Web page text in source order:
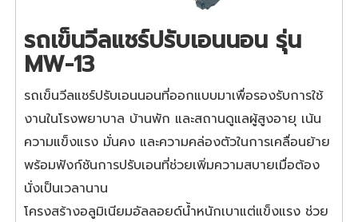
รถเข็นวีลแชร์ปรับเอนนอน รุ่น
MW-13
รถเข็นวีลแชร์ปรับเอนนอนที่ออกแบบมาเพื่อรองรับการใช้
งานในโรงพยาบาล บ้านพัก และสถานดูแลผู้สูงอายุ เน้น
ความแข็งแรง มั่นคง และความคล่องตัวในการเคลื่อนย้าย
พร้อมฟังก์ชันการปรับเอนที่ช่วยเพิ่มความสบายเมื่อต้อง
นั่งเป็นเวลานาน
โครงสร้างอลูมิเนียมอัลลอยด์น้ำหนักเบาแต่แข็งแรง ช่วย